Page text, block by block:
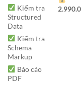
Kiểm tra
Structured
Data
Kiểm tra
Schema
Markup
Báo cáo
PDF